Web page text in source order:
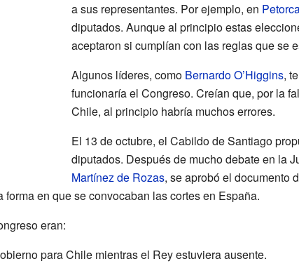
a sus representantes. Por ejemplo, en
diputados. Aunque al principio estas
aceptaron si cumplían con las reglas que se
Algunos líderes, como Bernardo O’Higgins,
funcionaría el Congreso. Creían que, por la
Chile, al principio habría muchos errores.
El 13 de octubre, el Cabildo de Santiago
diputados. Después de mucho debate en la
Martínez de Rozas, se aprobó el documento
en que se convocaban las cortes en España.
eran:
para Chile mientras el Rey estuviera ausente.